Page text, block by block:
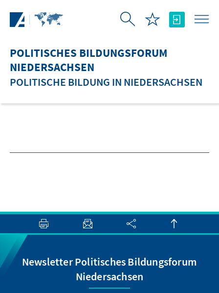
POLITISCHES BILDUNGSFORUM
NIEDERSACHSEN
POLITISCHE BILDUNG IN NIEDERSACHSEN
Newsletter Politisches Bildungsforum
Niedersachsen